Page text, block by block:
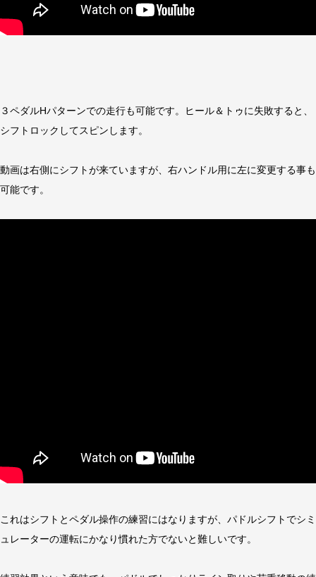
３ペダルHパターンでの走行も可能です。ヒール＆トゥに失敗すると、
シフトロックしてスピンします。
動画は右側にシフトが来ていますが、右ハンドル用に左に変更する事も
可能です。
これはシフトとペダル操作の練習にはなりますが、パドルシフトでシミ
ュレーターの運転にかなり慣れた方でないと難しいです。